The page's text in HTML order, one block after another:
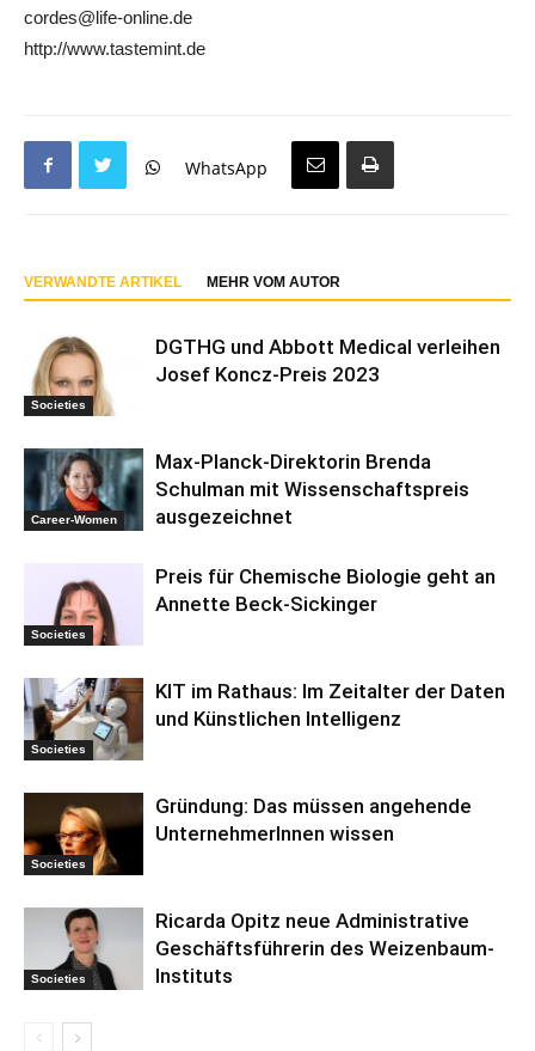
cordes@life-online.de
http://www.tastemint.de
WhatsApp
VERWANDTE ARTIKEL MEHR VOM AUTOR
Societies
DGTHG und Abbott Medical verleihen
Josef Koncz-Preis 2023
Career-Women
Max-Planck-Direktorin Brenda
Schulman mit Wissenschaftspreis
ausgezeichnet
Societies
Preis für Chemische Biologie geht an
Annette Beck-Sickinger
Societies
KIT im Rathaus: Im Zeitalter der Daten
und Künstlichen Intelligenz
Societies
Gründung: Das müssen angehende
UnternehmerInnen wissen
Societies
Ricarda Opitz neue Administrative
Geschäftsführerin des Weizenbaum-
Instituts